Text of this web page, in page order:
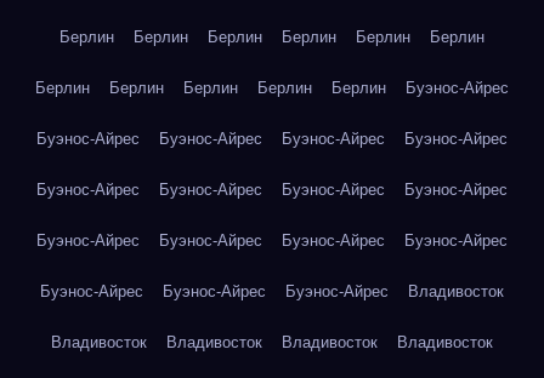
Берлин Берлин Берлин Берлин Берлин Берлин
Берлин Берлин Берлин Берлин Берлин Буэнос-Айрес
Буэнос-Айрес Буэнос-Айрес Буэнос-Айрес Буэнос-Айрес
Буэнос-Айрес Буэнос-Айрес Буэнос-Айрес Буэнос-Айрес
Буэнос-Айрес Буэнос-Айрес Буэнос-Айрес Буэнос-Айрес
Буэнос-Айрес Буэнос-Айрес Буэнос-Айрес Владивосток
Владивосток Владивосток Владивосток Владивосток